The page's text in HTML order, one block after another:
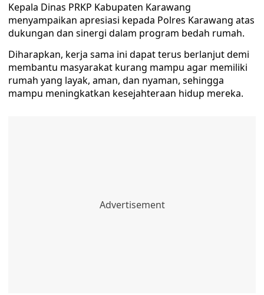
Kepala Dinas PRKP Kabupaten Karawang
menyampaikan apresiasi kepada Polres Karawang atas
dukungan dan sinergi dalam program bedah rumah.
Diharapkan, kerja sama ini dapat terus berlanjut demi
membantu masyarakat kurang mampu agar memiliki
rumah yang layak, aman, dan nyaman, sehingga
mampu meningkatkan kesejahteraan hidup mereka.